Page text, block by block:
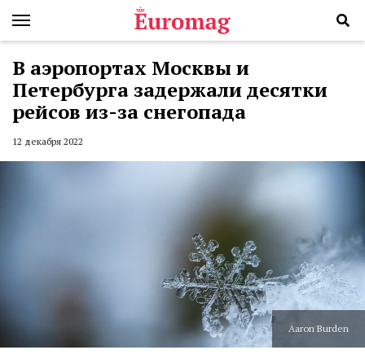
В аэропортах Москвы и
Петербурга задержали десятки
рейсов из-за снегопада
12 декабря 2022
Aaron Burden